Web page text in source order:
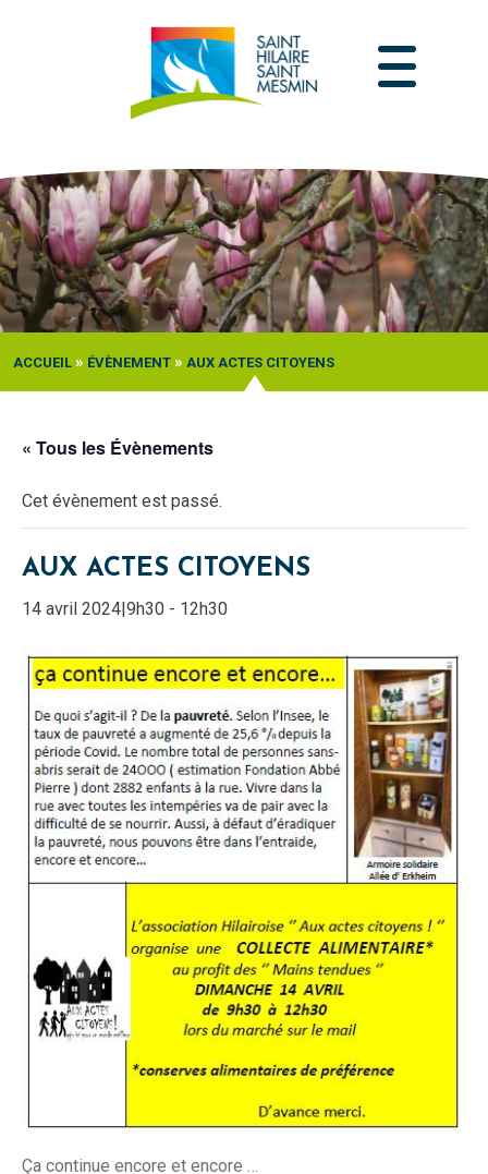
ACCUEIL » ÉVÈNEMENT » AUX ACTES CITOYENS
« Tous les Évènements
Cet évènement est passé.
AUX ACTES CITOYENS
14 avril 2024|9h30 - 12h30
Ça continue encore et encore …